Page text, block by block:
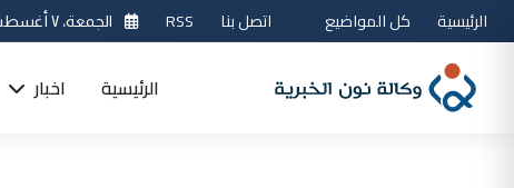
الرئيسية كل المواضيع اتصل بنا RSS الجمعة، ٧ أغسطس 2026
الرئيسية اخبار